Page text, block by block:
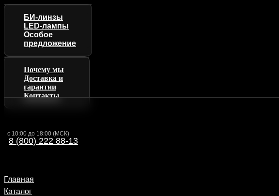
с 10:00 до 18:00 (МСК)
8 (800) 222 88-13
Главная
Каталог
БИ-линзы
LED-лампы
Особое
предложение
Почему мы
Доставка и
гарантии
Контакты